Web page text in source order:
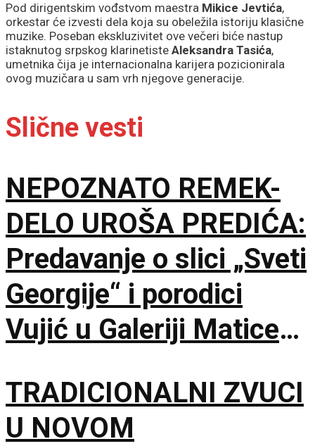
Pod dirigentskim vođstvom maestra Mikice Jevtića,
orkestar će izvesti dela koja su obeležila istoriju klasične
muzike. Poseban ekskluzivitet ove večeri biće nastup
istaknutog srpskog klarinetiste Aleksandra Tasića,
umetnika čija je internacionalna karijera pozicionirala
ovog muzičara u sam vrh njegove generacije.
Slične vesti
NEPOZNATO REMEK-
DELO UROŠA PREDIĆA:
Predavanje o slici „Sveti
Georgije“ i porodici
Vujić u Galeriji Matice
TRADICIONALNI ZVUCI
U NOVOM